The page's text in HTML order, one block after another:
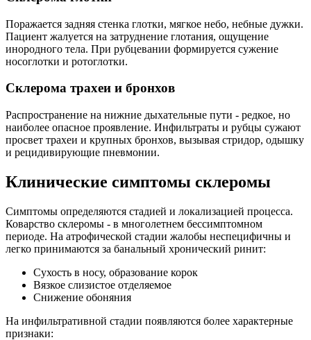
Поражается задняя стенка глотки, мягкое небо, небные дужки.
Пациент жалуется на затруднение глотания, ощущение
инородного тела. При рубцевании формируется сужение
носоглотки и ротоглотки.
Склерома трахеи и бронхов
Распространение на нижние дыхательные пути - редкое, но
наиболее опасное проявление. Инфильтраты и рубцы сужают
просвет трахеи и крупных бронхов, вызывая стридор, одышку
и рецидивирующие пневмонии.
Клинические симптомы склеромы
Симптомы определяются стадией и локализацией процесса.
Коварство склеромы - в многолетнем бессимптомном
периоде. На атрофической стадии жалобы неспецифичны и
легко принимаются за банальный хронический ринит:
Сухость в носу, образование корок
Вязкое слизистое отделяемое
Снижение обоняния
На инфильтративной стадии появляются более характерные
признаки: